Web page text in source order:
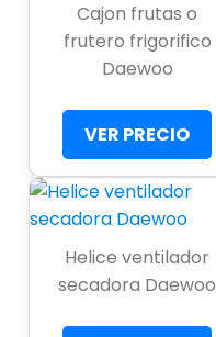
Cajon frutas o
frutero frigorifico
Daewoo
VER PRECIO
Helice ventilador
secadora Daewoo